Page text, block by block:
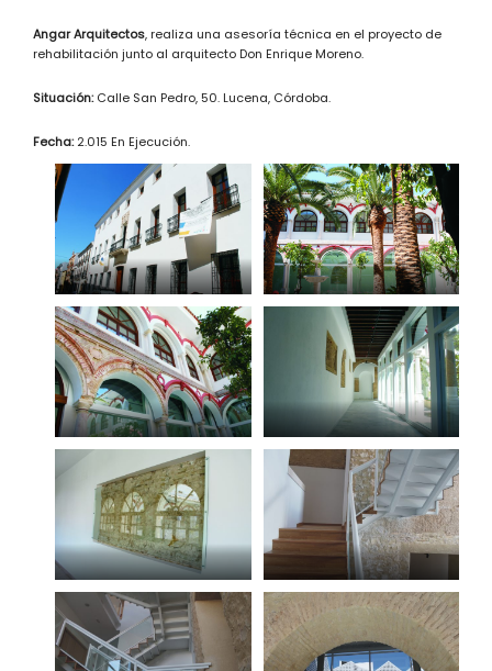
Angar Arquitectos, realiza una asesoría técnica en el proyecto de
rehabilitación junto al arquitecto Don Enrique Moreno.
Situación:Calle San Pedro, 50. Lucena, Córdoba.
Fecha:2.015 En Ejecución.